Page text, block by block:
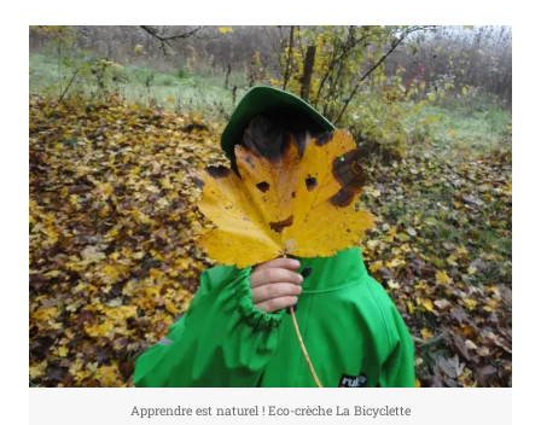
Apprendre est naturel ! Eco-crèche La Bicyclette